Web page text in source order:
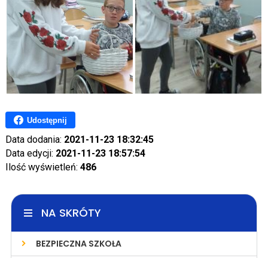
Udostępnij
Data dodania: 2021-11-23 18:32:45
Data edycji: 2021-11-23 18:57:54
Ilość wyświetleń: 486
NA SKRÓTY
BEZPIECZNA SZKOŁA